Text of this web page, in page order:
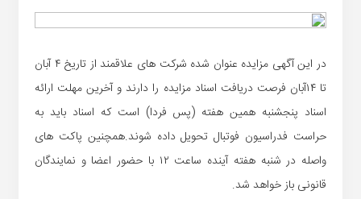
در این آگهی مزایده عنوان شده شرکت های علاقمند از تاریخ ۴ آبان
تا ۱۴آبان فرصت دریافت اسناد مزایده را دارند و آخرین مهلت ارائه
اسناد پنجشنبه همین هفته (پس فردا) است که اسناد باید به
حراست فدراسیون فوتبال تحویل داده شوند.همچنین پاکت های
واصله در شنبه هفته آینده ساعت ۱۲ با حضور اعضا و نمایندگان
قانونی باز خواهد شد.